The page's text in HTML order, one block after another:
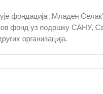
фондација „Младен
фонд уз подршку САНУ,
организација.